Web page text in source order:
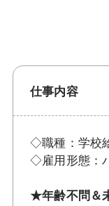
仕事内容
◇職種：学校
◇雇用形態：
★年齢不問＆